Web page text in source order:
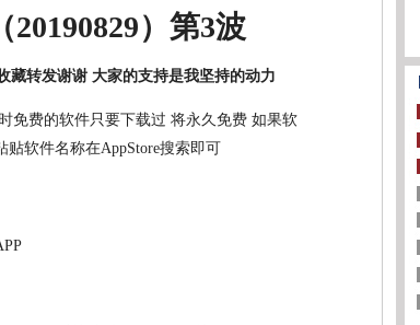
）第3波
藏转发谢谢 大家的支持是我坚持的动力
免费的软件只要下载过 将永久免费 如果软
软件名称在AppStore搜索即可